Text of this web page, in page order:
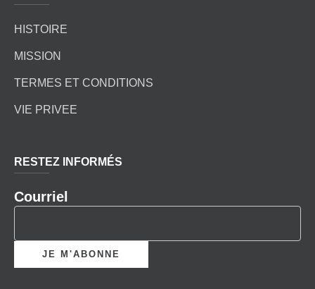
HISTOIRE
MISSION
TERMES ET CONDITIONS
VIE PRIVEE
RESTEZ INFORMÉS
Courriel